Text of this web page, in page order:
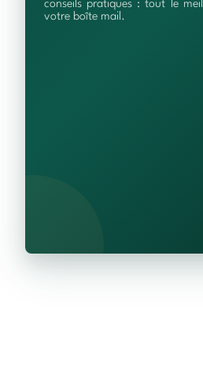
conseils pratiques : tout le
votre boîte mail.